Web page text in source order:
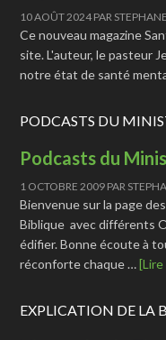
10 AOÛT 2024PAR STEPHANE
Ce nouveau magazine
site. L'auteur, le pasteur
notre état de santé
PODCASTS DU
Podcasts du
1 OCTOBRE 2009 PAR
Bienvenue sur la page
Biblique avec différents
édifier. Bonne écoute à
réconforte chaque …[Lire
EXPLICATION DE LA